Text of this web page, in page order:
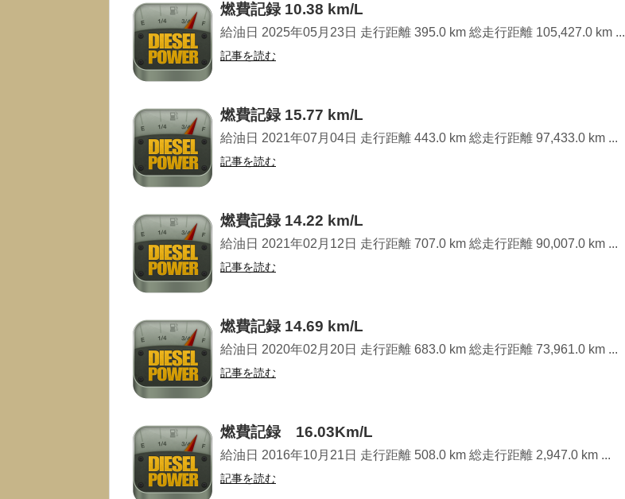
燃費記録 10.38 km/L
給油日 2025年05月23日 走行距離 395.0 km 総走行距離 105,427.0 km ...
記事を読む
燃費記録 15.77 km/L
給油日 2021年07月04日 走行距離 443.0 km 総走行距離 97,433.0 km ...
記事を読む
燃費記録 14.22 km/L
給油日 2021年02月12日 走行距離 707.0 km 総走行距離 90,007.0 km ...
記事を読む
燃費記録 14.69 km/L
給油日 2020年02月20日 走行距離 683.0 km 総走行距離 73,961.0 km ...
記事を読む
燃費記録 16.03Km/L
給油日 2016年10月21日 走行距離 508.0 km 総走行距離 2,947.0 km ...
記事を読む